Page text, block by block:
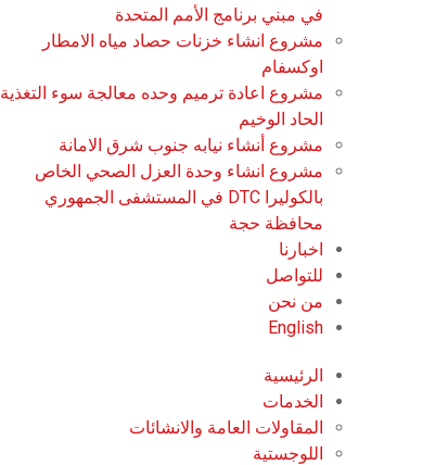
في مبني برنامج الأمم المتحدة
مشروع انشاء خزنات حصاد مياه الامطار
اوكسفام
مشروع اعادة ترميم وحده معالجة سوء التغذية
الحاد الوخيم
مشروع أنشاء نيابه جنوب شرق الامانة
مشروع انشاء وحدة العزل الصحي الخاص
بالكوليرا DTC في المستشفى الجمهوري
محافظة حجة
اخبارنا
للتواصل
من نحن
English
الرئيسية
الخدمات
المقاولات العامة والانشائات
اللوجستية